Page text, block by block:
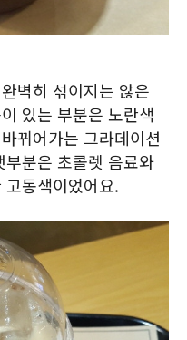
벽히 섞이지는 않은
있는 부분은 노란색
뀌어가는 그라데이션
분은 초콜렛 음료와
동색이었어요.